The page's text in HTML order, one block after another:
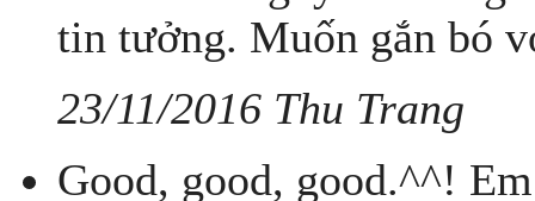
tin tưởng. Muốn gắn bó
23/11/2016 Thu Trang
Good, good, good.^^!